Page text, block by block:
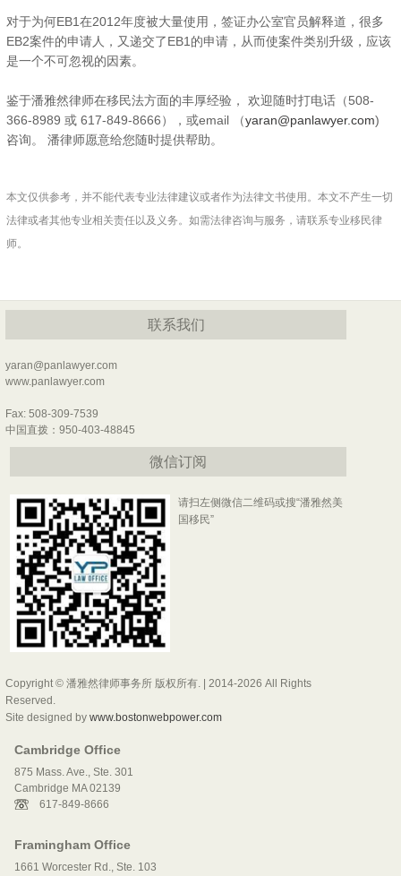
对于为何EB1在2012年度被大量使用，签证办公室官员解释道，很多
EB2案件的申请人，又递交了EB1的申请，从而使案件类别升级，应该
是一个不可忽视的因素。
鉴于潘雅然律师在移民法方面的丰厚经验， 欢迎随时打电话（508-
366-8989 或 617-849-8666），或email （yaran@panlawyer.com)
咨询。 潘律师愿意给您随时提供帮助。
本文仅供参考，并不能代表专业法律建议或者作为法律文书使用。本文不产生一切
法律或者其他专业相关责任以及义务。如需法律咨询与服务，请联系专业移民律
师。
联系我们
yaran@panlawyer.com
www.panlawyer.com
Fax: 508-309-7539
中国直拨：950-403-48845
微信订阅
请扫左侧微信二维码或搜“潘雅然美
国移民”
Copyright © 潘雅然律师事务所 版权所有. | 2014-2026 All Rights
Reserved.
Site designed by www.bostonwebpower.com
Cambridge Office
875 Mass. Ave., Ste. 301
Cambridge MA 02139
617-849-8666
Framingham Office
1661 Worcester Rd., Ste. 103